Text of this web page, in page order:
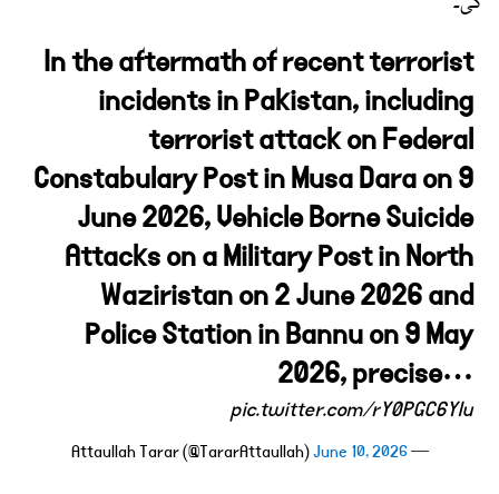
In the aftermath of recent terrorist
incidents in Pakistan, including
terrorist attack on Federal
Constabulary Post in Musa Dara on 9
June 2026, Vehicle Borne Suicide
Attacks on a Military Post in North
Waziristan on 2 June 2026 and
Police Station in Bannu on 9 May
2026, precise…
pic.twitter.com/rY0PGC6YIu
— Attaullah Tarar (@TararAttaullah)
June 10, 2026